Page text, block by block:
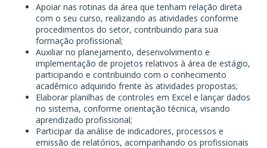
Apoiar nas rotinas da área que tenham relação direta
com o seu curso, realizando as atividades conforme
procedimentos do setor, contribuindo para sua
formação profissional;
Auxiliar no planejamento, desenvolvimento e
implementação de projetos relativos à área de estágio,
participando e contribuindo com o conhecimento
acadêmico adquirido frente às atividades propostas;
Elaborar planilhas de controles em Excel e lançar dados
no sistema, conforme orientação técnica, visando
aprendizado profissional;
Participar da análise de indicadores, processos e
emissão de relatórios, acompanhando os profissionais